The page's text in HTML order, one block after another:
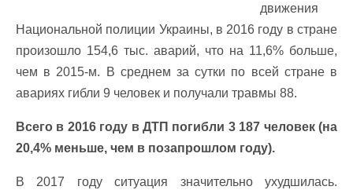
движения
Национальной полиции Украины, в 2016 году в стране
произошло 154,6 тыс. аварий, что на 11,6% больше,
чем в 2015-м. В среднем за сутки по всей стране в
авариях гибли 9 человек и получали травмы 88.
Всего в 2016 году в ДТП погибли 3 187 человек (на
20,4% меньше, чем в позапрошлом году).
В 2017 году ситуация значительно ухудшилась.